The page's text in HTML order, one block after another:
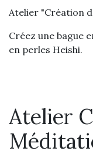
Atelier "Création
Créez une bague
en perles Heishi.
Atelier